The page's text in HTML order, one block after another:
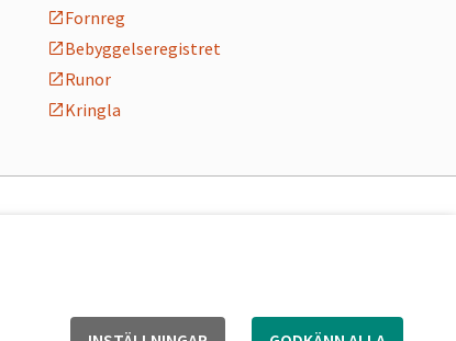
Fornreg
Bebyggelseregistret
Runor
Kringla